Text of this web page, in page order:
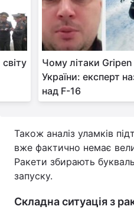
Чому літаки Gripen
України: експерт
над F-16
Також аналіз уламків
вже фактично немає
Ракети збирають
запуску.
Складна ситуація з